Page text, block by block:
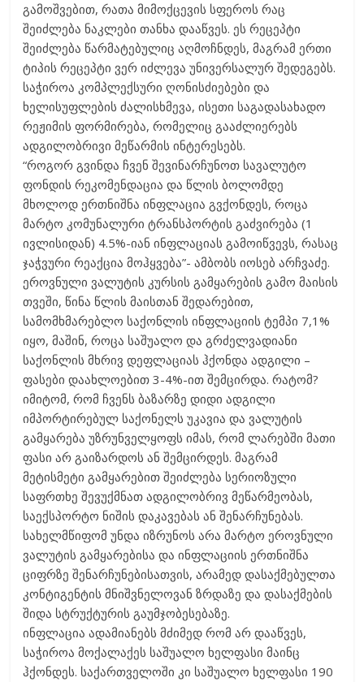
გამოშვებით, რათა მიმოქცევის სფეროს რაც
შეიძლება ნაკლები თანხა დააწვეს. ეს რეცეპტი
შეიძლება წარმატებულიც აღმოჩნდეს, მაგრამ ერთი
ტიპის რეცეპტი ვერ იძლევა უნივერსალურ შედეგებს.
საჭიროა კომპლექსური ღონისძიებები და
ხელისუფლების ძალისხმევა, ისეთი საგადასახადო
რეჟიმის ფორმირება, რომელიც გააძლიერებს
ადგილობრივი მეწარმის ინტერესებს.
“როგორ გვინდა ჩვენ შევინარჩუნოთ სავალუტო
ფონდის რეკომენდაცია და წლის ბოლომდე
მხოლოდ ერთნიშნა ინფლაცია გვქონდეს, როცა
მარტო კომუნალური ტრანსპორტის გაძვირება (1
ივლისიდან) 4.5%-იან ინფლაციას გამოიწვევს, რასაც
ჯაჭვური რეაქცია მოჰყვება”- ამბობს იოსებ არჩვაძე.
ეროვნული ვალუტის კურსის გამყარების გამო მაისის
თვეში, წინა წლის მაისთან შედარებით,
სამომხმარებლო საქონლის ინფლაციის ტემპი 7,1%
იყო, მაშინ, როცა საშუალო და გრძელვადიანი
საქონლის მხრივ დეფლაციას ჰქონდა ადგილი –
ფასები დაახლოებით 3-4%-ით შემცირდა. რატომ?
იმიტომ, რომ ჩვენს ბაზარზე დიდი ადგილი
იმპორტირებულ საქონელს უკავია და ვალუტის
გამყარება უზრუნველყოფს იმას, რომ ლარებში მათი
ფასი არ გაიზარდოს ან შემცირდეს. მაგრამ
მეტისმეტი გამყარებით შეიძლება სერიოზული
საფრთხე შევუქმნათ ადგილობრივ მეწარმეობას,
საექსპორტო ნიშის დაკავებას ან შენარჩუნებას.
სახელმწიფომ უნდა იზრუნოს არა მარტო ეროვნული
ვალუტის გამყარებისა და ინფლაციის ერთნიშნა
ციფრზე შენარჩუნებისათვის, არამედ დასაქმებულთა
კონტიგენტის მნიშვნელოვან ზრდაზე და დასაქმების
შიდა სტრუქტურის გაუმჯობესებაზე.
ინფლაცია ადამიანებს მძიმედ რომ არ დააწვეს,
საჭიროა მოქალაქეს საშუალო ხელფასი მაინც
ჰქონდეს. საქართველოში კი საშუალო ხელფასი 190